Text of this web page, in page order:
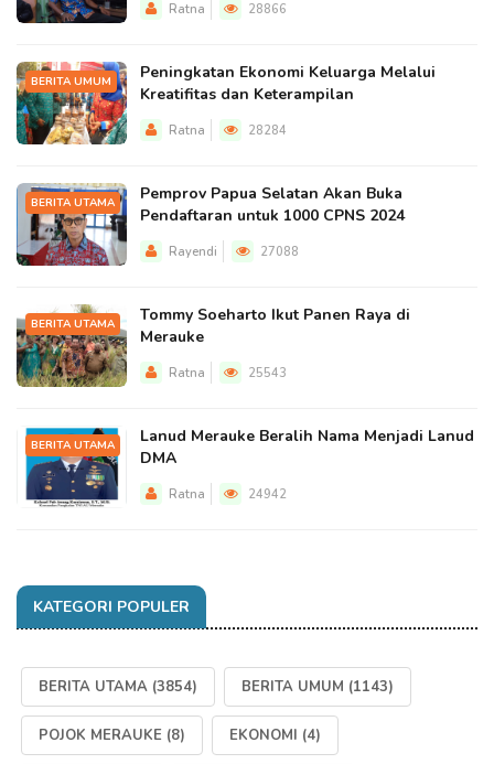
Ratna 28866
BERITA UMUM
Peningkatan Ekonomi Keluarga Melalui
Kreatifitas dan Keterampilan
Ratna 28284
BERITA UTAMA
Pemprov Papua Selatan Akan Buka
Pendaftaran untuk 1000 CPNS 2024
Rayendi 27088
BERITA UTAMA
Tommy Soeharto Ikut Panen Raya di
Merauke
Ratna 25543
BERITA UTAMA
Lanud Merauke Beralih Nama Menjadi Lanud
DMA
Ratna 24942
KATEGORI POPULER
BERITA UTAMA (3854) BERITA UMUM (1143)
POJOK MERAUKE (8) EKONOMI (4)